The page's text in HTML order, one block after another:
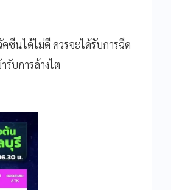
ซีนได้ไม่ดี ควรจะได้รับการฉีด
บการล้างไต